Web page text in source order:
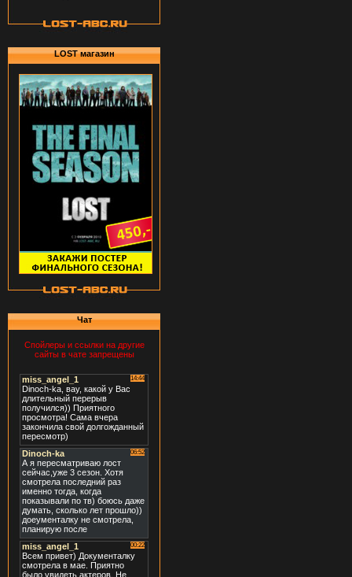
LOST магазин
Чат
Спойлеры и ссылки на другие
сайты в чате запрещены